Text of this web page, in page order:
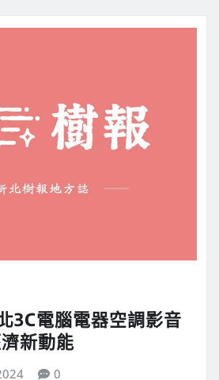
3C電腦電器空調影音
新動能
0